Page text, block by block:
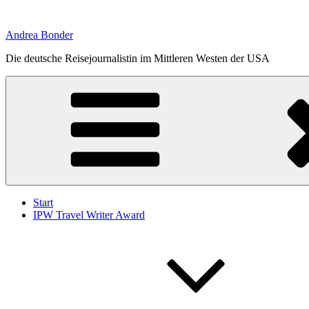
springen
Andrea Bonder
Die deutsche Reisejournalistin im Mittleren Westen der USA
Start
IPW Travel Writer Award